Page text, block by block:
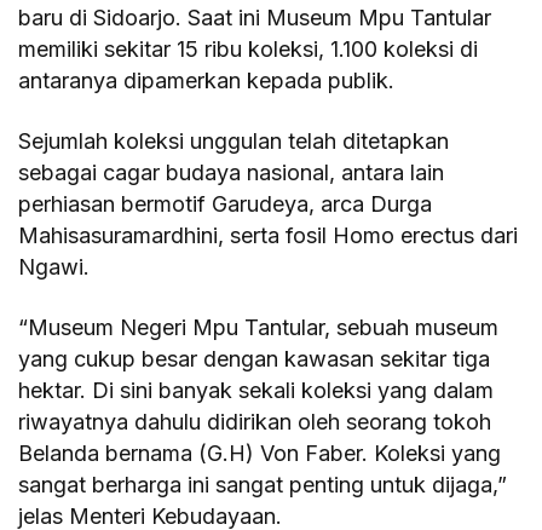
baru di Sidoarjo. Saat ini Museum Mpu Tantular
memiliki sekitar 15 ribu koleksi, 1.100 koleksi di
antaranya dipamerkan kepada publik.
Sejumlah koleksi unggulan telah ditetapkan
sebagai cagar budaya nasional, antara lain
perhiasan bermotif Garudeya, arca Durga
Mahisasuramardhini, serta fosil Homo erectus dari
Ngawi.
“Museum Negeri Mpu Tantular, sebuah museum
yang cukup besar dengan kawasan sekitar tiga
hektar. Di sini banyak sekali koleksi yang dalam
riwayatnya dahulu didirikan oleh seorang tokoh
Belanda bernama (G.H) Von Faber. Koleksi yang
sangat berharga ini sangat penting untuk dijaga,”
jelas Menteri Kebudayaan.